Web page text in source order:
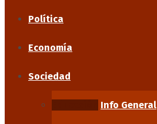
Política
Economía
Sociedad
Info General